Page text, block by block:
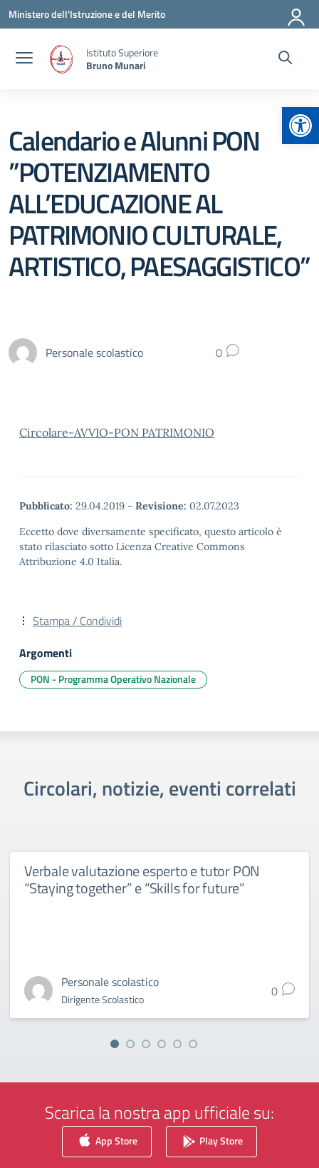
Vai ai contenuti
Vai al menu di navigazione
Vai al footer
Ministero dell'Istruzione e del Merito
Istituto Superiore
Bruno Munari
Calendario e Alunni PON
”POTENZIAMENTO
ALL’EDUCAZIONE AL
PATRIMONIO CULTURALE,
ARTISTICO, PAESAGGISTICO”
Personale scolastico 0
Circolare-AVVIO-PON PATRIMONIO
Pubblicato: 29.04.2019 - Revisione: 02.07.2023
Eccetto dove diversamente specificato, questo articolo è
stato rilasciato sotto Licenza Creative Commons
Attribuzione 4.0 Italia.
Stampa / Condividi
Argomenti
PON - Programma Operativo Nazionale
Circolari, notizie, eventi correlati
Verbale valutazione esperto e tutor PON
“Staying together” e “Skills for future”
Personale scolastico
Dirigente Scolastico 0
Scarica la nostra app ufficiale su:
App Store Play Store